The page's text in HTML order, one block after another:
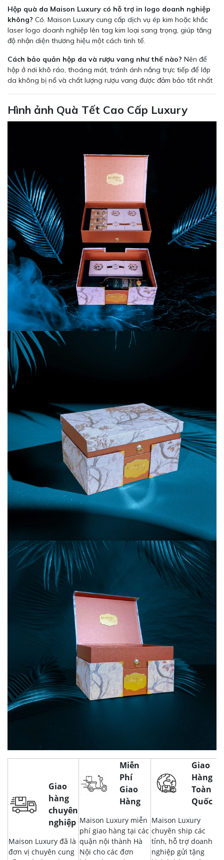
Hộp quà da Maison Luxury có hỗ trợ in logo doanh nghiệp
không? Có. Maison Luxury cung cấp dịch vụ ép kim hoặc khắc
laser logo doanh nghiệp lên tag kim loại sang trọng, giúp tăng
độ nhận diện thương hiệu một cách tinh tế.
Cách bảo quản hộp da và rượu vang như thế nào? Nên để
hộp ở nơi khô ráo, thoáng mát, tránh ánh nắng trực tiếp để lớp
da không bị nổ và chất lượng rượu vang được đảm bảo tốt nhất
Hình ảnh Quà Tết Cao Cấp Luxury
Giao
hàng
chuyên
nghiệp
Maison Luxury đã là
đơn vị chuyên cung
Miễn
Phí
Giao
Hàng
Maison Luxury miễn
phí giao hàng tại các
quận nội thành Hà
Nội cho các đơn
Giao
Hàng
Toàn
Quốc
Maison Luxury
chuyên ship các
tỉnh, hỗ trợ doanh
nghiệp gửi tặng